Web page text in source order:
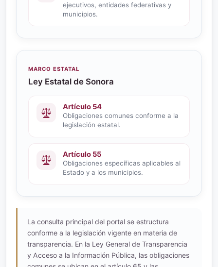
ejecutivos, entidades federativas y
municipios.
MARCO ESTATAL
Ley Estatal de Sonora
Artículo 54
Obligaciones comunes conforme a la
legislación estatal.
Artículo 55
Obligaciones específicas aplicables al
Estado y a los municipios.
La consulta principal del portal se estructura
conforme a la legislación vigente en materia de
transparencia. En la Ley General de Transparencia
y Acceso a la Información Pública, las obligaciones